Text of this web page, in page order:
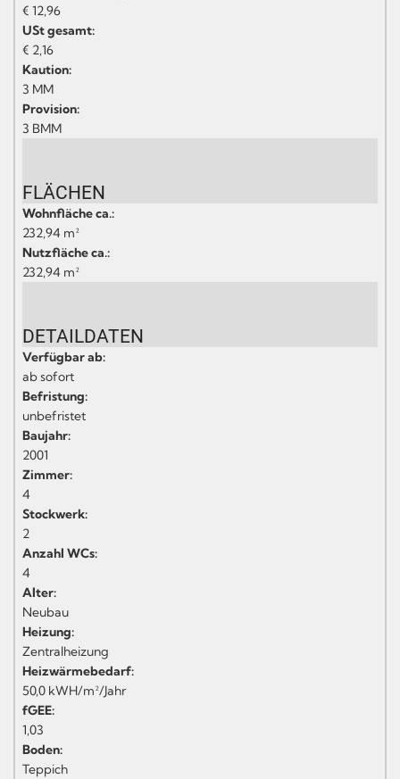
€ 12,96
USt gesamt:
€ 2,16
Kaution:
3 MM
Provision:
3 BMM
FLÄCHEN
Wohnfläche ca.:
232,94 m²
Nutzfläche ca.:
232,94 m²
DETAILDATEN
Verfügbar ab:
ab sofort
Befristung:
unbefristet
Baujahr:
2001
Zimmer:
4
Stockwerk:
2
Anzahl WCs:
4
Alter:
Neubau
Heizung:
Zentralheizung
Heizwärmebedarf:
50,0 kWH/m²/Jahr
fGEE:
1,03
Boden:
Teppich